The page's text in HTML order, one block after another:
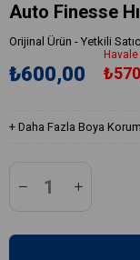
Auto Finesse
Orijinal Ürün - Yetkili
₺600,00
+ Daha Fazla Boya